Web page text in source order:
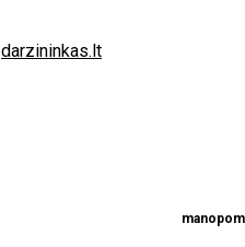
darzininkas.lt